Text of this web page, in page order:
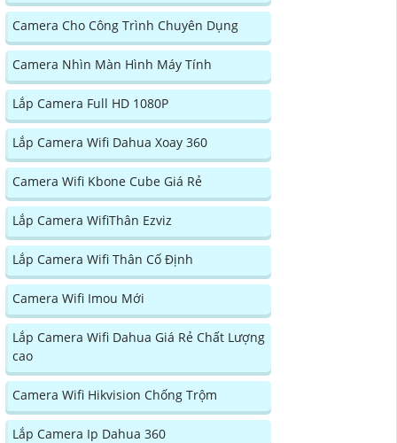
Camera Cho Công Trình Chuyên Dụng
Camera Nhìn Màn Hình Máy Tính
Lắp Camera Full HD 1080P
Lắp Camera Wifi Dahua Xoay 360
Camera Wifi Kbone Cube Giá Rẻ
Lắp Camera WifiThân Ezviz
Lắp Camera Wifi Thân Cố Định
Camera Wifi Imou Mới
Lắp Camera Wifi Dahua Giá Rẻ Chất Lượng
cao
Camera Wifi Hikvision Chống Trộm
Lắp Camera Ip Dahua 360